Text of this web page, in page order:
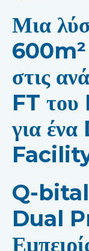
Μια
600m²
στις
FT
για
Q-
Dual